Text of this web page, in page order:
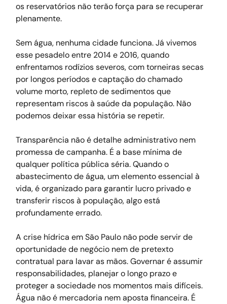
os reservatórios não terão força para se recuperar
plenamente.
Sem água, nenhuma cidade funciona. Já vivemos
esse pesadelo entre 2014 e 2016, quando
enfrentamos rodízios severos, com torneiras secas
por longos períodos e captação do chamado
volume morto, repleto de sedimentos que
representam riscos à saúde da população. Não
podemos deixar essa história se repetir.
Transparência não é detalhe administrativo nem
promessa de campanha. É a base mínima de
qualquer política pública séria. Quando o
abastecimento de água, um elemento essencial à
vida, é organizado para garantir lucro privado e
transferir riscos à população, algo está
profundamente errado.
A crise hídrica em São Paulo não pode servir de
oportunidade de negócio nem de pretexto
contratual para lavar as mãos. Governar é assumir
responsabilidades, planejar o longo prazo e
proteger a sociedade nos momentos mais difíceis.
Água não é mercadoria nem aposta financeira. É